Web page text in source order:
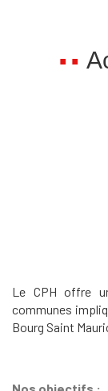
Le CPH offre
communes
Bourg Saint